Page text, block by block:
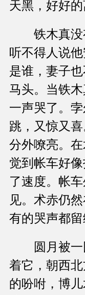
天黑，好好的
铁木真没
听不得人说
是谁，妻子
马头。当铁
一声哭了。
跳，又惊又
分外嘹亮。
觉到帐车好
了速度。帐
见。术赤仍
有的哭声都留
圆月被一
着它，朝西
的吩咐，博